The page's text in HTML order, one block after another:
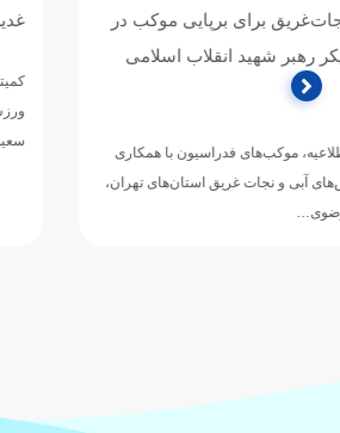
غدیر خم
کمیته فرهنگی و مسئولیت‌های اجتماعی فدراسیون
ورزش‌های آبی جمهوری اسلامی ایران به مناسبت عید